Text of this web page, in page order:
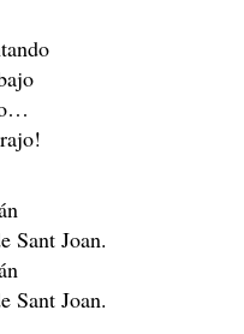
Sant Joan.
Sant Joan.